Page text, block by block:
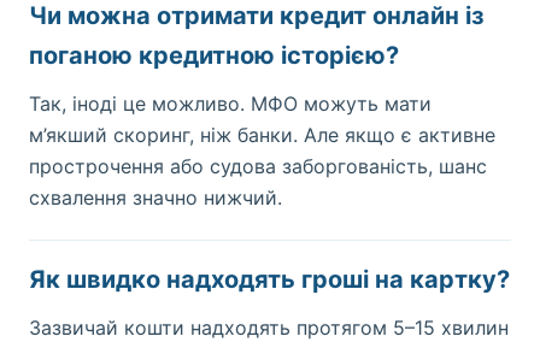
Чи можна отримати кредит онлайн із
поганою кредитною історією?
Так, іноді це можливо. МФО можуть мати
м’якший скоринг, ніж банки. Але якщо є активне
прострочення або судова заборгованість, шанс
схвалення значно нижчий.
Як швидко надходять гроші на картку?
Зазвичай кошти надходять протягом 5–15 хвилин